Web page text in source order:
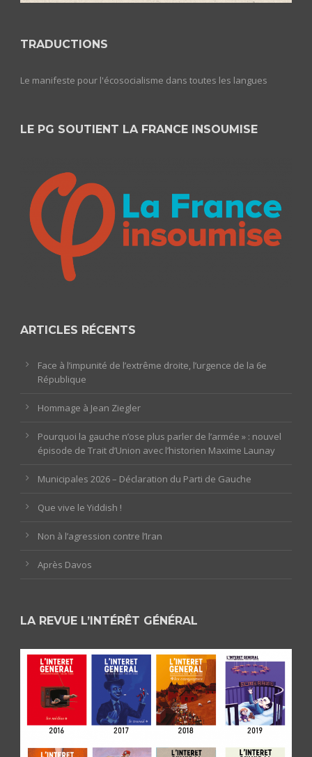
TRADUCTIONS
Le manifeste pour l'écosocialisme dans toutes les langues
LE PG SOUTIENT LA FRANCE INSOUMISE
ARTICLES RÉCENTS
Face à l’impunité de l’extrême droite, l’urgence de la 6e
République
Hommage à Jean Ziegler
Pourquoi la gauche n’ose plus parler de l’armée » : nouvel
épisode de Trait d’Union avec l’historien Maxime Launay
Municipales 2026 – Déclaration du Parti de Gauche
Que vive le Yiddish !
Non à l’agression contre l’Iran
Après Davos
LA REVUE L’INTÉRÊT GÉNÉRAL